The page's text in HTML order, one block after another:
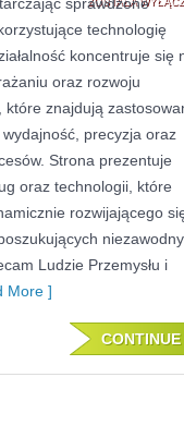
technologię
koncentruje się
oraz rozwoju
znajdują
precyzja oraz
Strona prezentuje
oraz technologii, które
rozwijającego
Ludzie Przemysłu i
More ]
CONTINUE